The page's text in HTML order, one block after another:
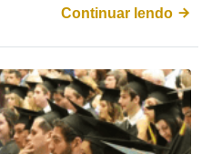
Continuar lendo